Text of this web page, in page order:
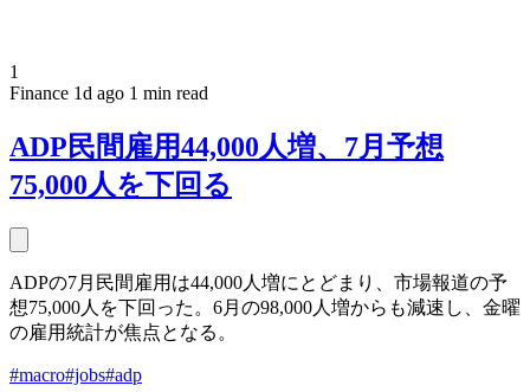
1
Finance 1d ago 1 min read
ADP民間雇用44,000人増、7月予想
75,000人を下回る
ADPの7月民間雇用は44,000人増にとどまり、市場報道の予
想75,000人を下回った。6月の98,000人増からも減速し、金曜
の雇用統計が焦点となる。
#macro#jobs#adp